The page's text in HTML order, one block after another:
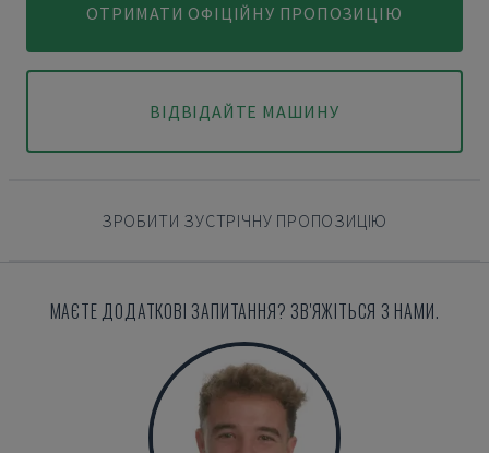
ОТРИМАТИ ОФІЦІЙНУ ПРОПОЗИЦІЮ
ВІДВІДАЙТЕ МАШИНУ
ЗРОБИТИ ЗУСТРІЧНУ ПРОПОЗИЦІЮ
МАЄТЕ ДОДАТКОВІ ЗАПИТАННЯ? ЗВ'ЯЖІТЬСЯ З НАМИ.